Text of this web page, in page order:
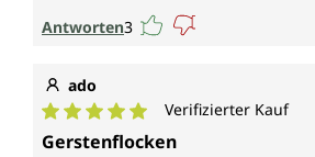
Antworten3
ado
Durchschnittliche Bewertung
Verifizierter Kauf
Gerstenflocken